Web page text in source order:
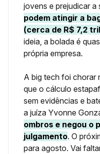
jovens e prejudicar a
podem atingir a
(cerca de R$ 7,2
ideia, a bolada é
própria empresa.
A big tech foi chorar
que o cálculo
sem evidências e
a juíza Yvonne
ombros e negou o
julgamento. O
para agosto. Vai